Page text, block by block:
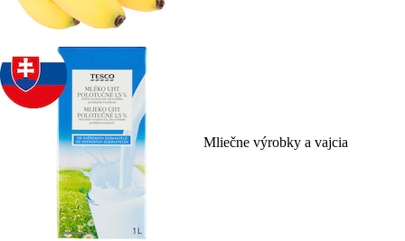
Mliečne výrobky a vajcia